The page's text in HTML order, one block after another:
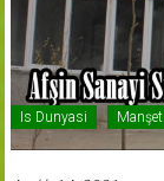
Is Dunyasi